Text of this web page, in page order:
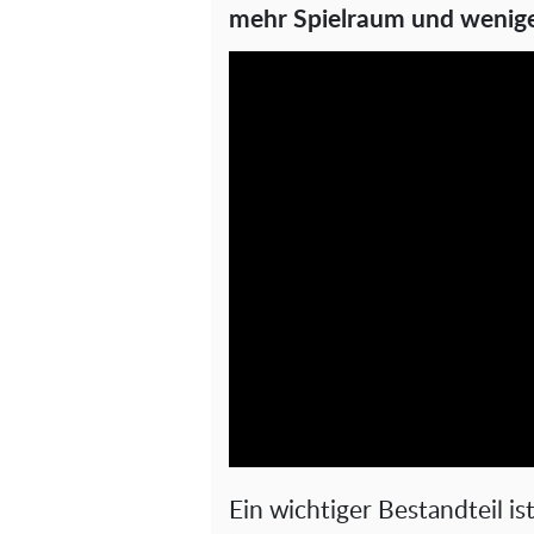
mehr Spielraum und
Ein wichtiger Bestandteil